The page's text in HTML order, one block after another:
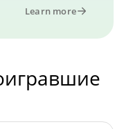
Learn more